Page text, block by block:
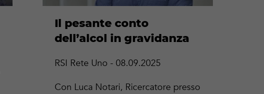
Il pesante conto
dell’alcol in gravidanza
RSI Rete Uno - 08.09.2025
Con Luca Notari, Ricercatore presso